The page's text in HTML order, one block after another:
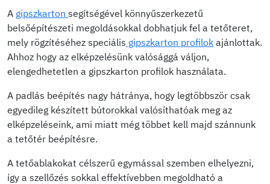
A gipszkarton segítségével könnyűszerkezetű
belsőépítészeti megoldásokkal dobhatjuk fel a tetőteret,
mely rögzítéséhez speciális gipszkarton profilok ajánlottak.
Ahhoz hogy az elképzelésünk valósággá váljon,
elengedhetetlen a gipszkarton profilok használata.
A padlás beépítés nagy hátránya, hogy legtöbbször csak
egyedileg készített bútorokkal valósíthatóak meg az
elképzeléseink, ami miatt még többet kell majd szánnunk
a tetőtér beépítésre.
A tetőablakokat célszerű egymással szemben elhelyezni,
így a szellőzés sokkal effektívebben megoldható a